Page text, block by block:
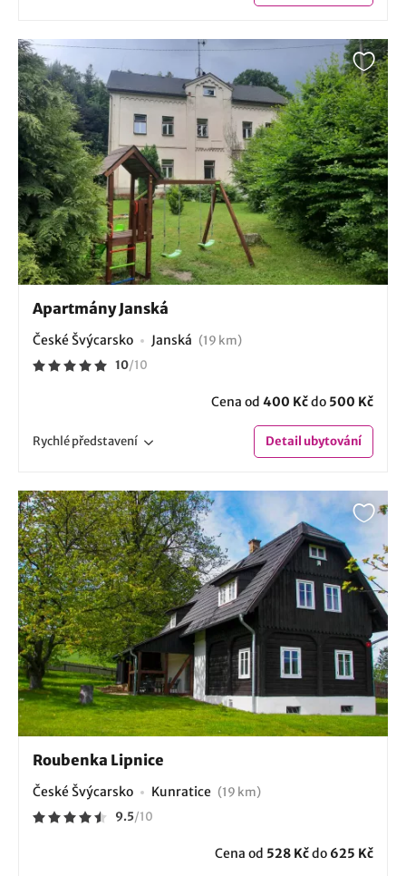
Apartmány Janská
České Švýcarsko Janská (19 km)
10/10
Cena od 400 Kčdo 500 Kč
Rychlépředstavení Detailubytování
Roubenka Lipnice
České Švýcarsko Kunratice (19 km)
9.5/10
Cena od 528 Kčdo 625 Kč